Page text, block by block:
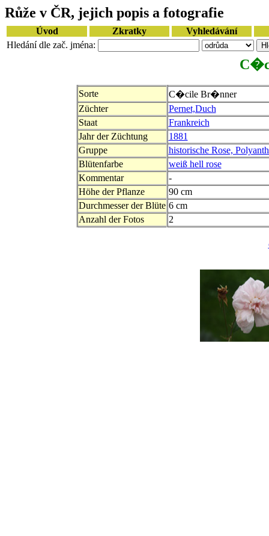
Růže v ČR, jejich popis a fotografie
Úvod Zkratky
Vyhledávání
Hledání dle zač. jména:
Sorte
C�cile Br�nner
Züchter
Pernet,Duch
Staat
Frankreich
Jahr der Züchtung
1881
Gruppe
historische Rose,
Blütenfarbe
weiß hell rose
Kommentar
-
Höhe der Pflanze
90 cm
Durchmesser der Blüte 6 cm
Anzahl der Fotos
2